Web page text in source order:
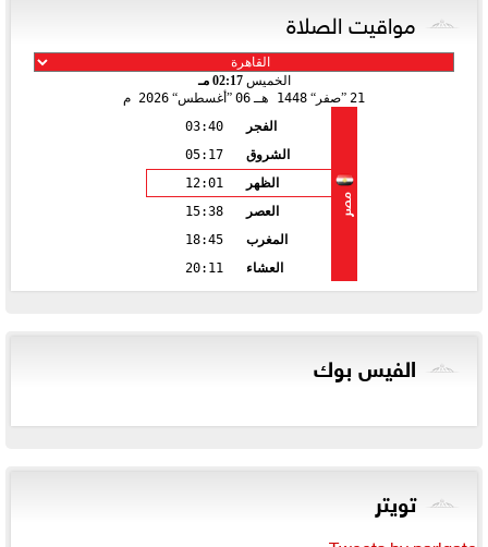
مواقيت الصلاة
الخميس02:17 مـ
21
صفر 1448 هـ 06 أغسطس 2026 م
مصر
الفجر
03:40
الشروق
05:17
الظهر
12:01
العصر
15:38
المغرب
18:45
العشاء
20:11
الفيس بوك
تويتر